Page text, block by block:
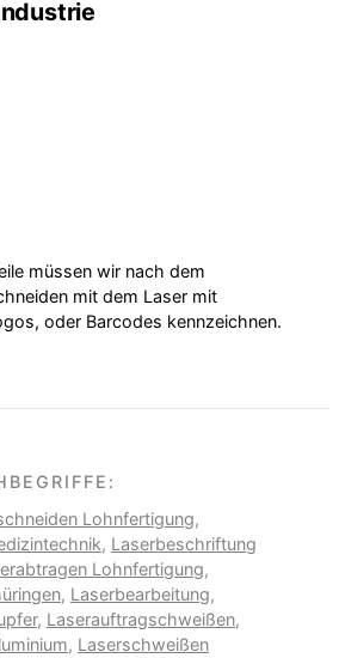
müssen wir nach dem
mit dem Laser mit
oder Barcodes kennzeichnen.
Lohnfertigung,
, Laserbeschriftung
Lohnfertigung,
, Laserbearbeitung,
, Laserauftragschweißen,
, Laserschweißen